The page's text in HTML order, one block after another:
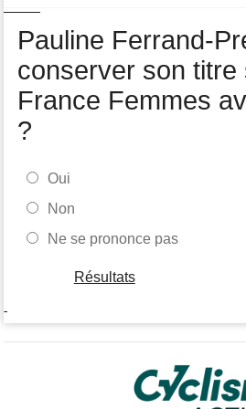
Felix Gall remporte la 3e étape et
général
Pauline Ferrand-
conserver son titre
France Femmes
?
Oui
Non
Ne se prononce pas
Résultats
-